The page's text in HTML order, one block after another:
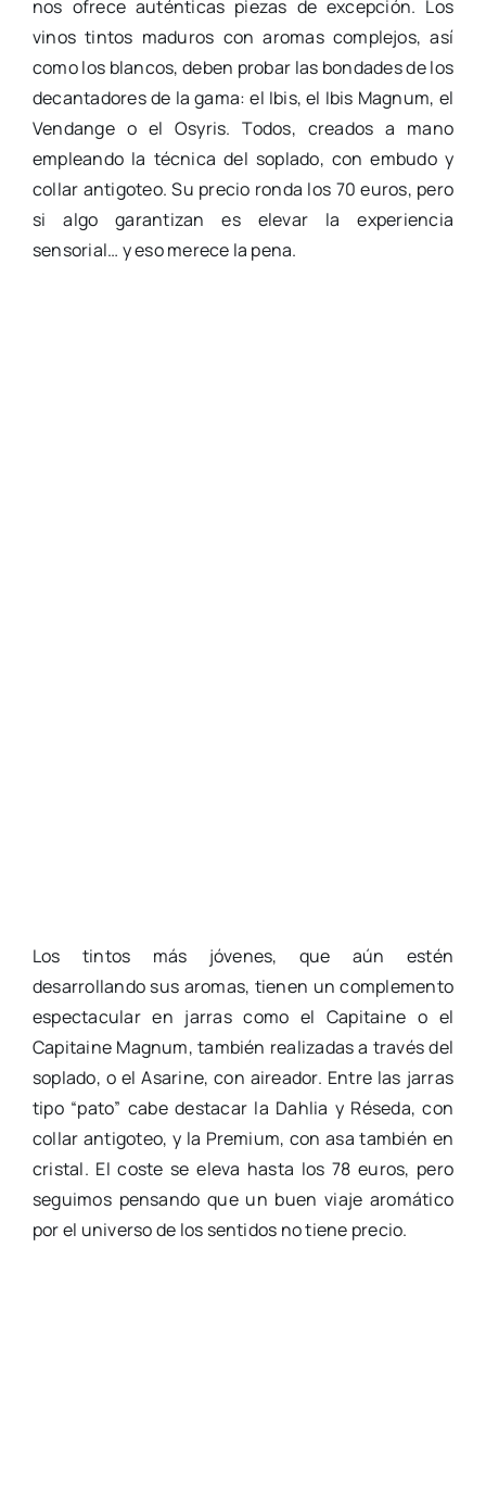
nos ofrece auténticas piezas de excepción. Los
vinos tintos maduros con aromas complejos, así
como los blancos, deben probar las bondades de los
decantadores de la gama: el Ibis, el Ibis Magnum, el
Vendange o el Osyris. Todos, creados a mano
empleando la técnica del soplado, con embudo y
collar antigoteo. Su precio ronda los 70 euros, pero
si algo garantizan es elevar la experiencia
sensorial… y eso merece la pena.
Los tintos más jóvenes, que aún estén
desarrollando sus aromas, tienen un complemento
espectacular en jarras como el Capitaine o el
Capitaine Magnum, también realizadas a través del
soplado, o el Asarine, con aireador. Entre las jarras
tipo “pato” cabe destacar la Dahlia y Réseda, con
collar antigoteo, y la Premium, con asa también en
cristal. El coste se eleva hasta los 78 euros, pero
seguimos pensando que un buen viaje aromático
por el universo de los sentidos no tiene precio.